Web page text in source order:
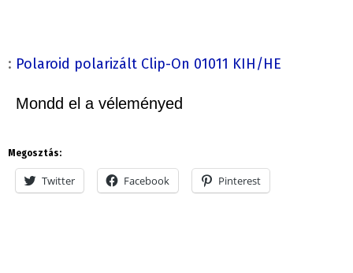
: Polaroid polarizált Clip-On 01011 KIH/HE
Mondd el a véleményed
Megosztás:
Twitter Facebook Pinterest